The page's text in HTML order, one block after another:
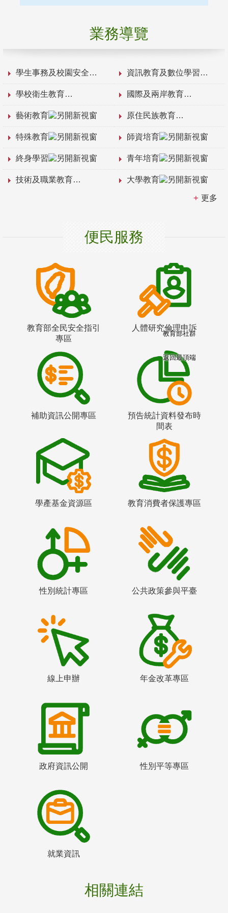
業務導覽
學生事務及校園安全 資訊教育及數位學習
學校衛生教育 國際及兩岸教育
藝術教育 原住民族教育
特殊教育 師資培育
終身學習 青年培育
技術及職業教育 大學教育
更多
便民服務
教育部全民安全指引
專區
人體研究倫理申訴
補助資訊公開專區
預告統計資料發布時
間表
學產基金資源區 教育消費者保護專區
性別統計專區 公共政策參與平臺
線上申辦 年金改革專區
政府資訊公開 性別平等專區
就業資訊
相關連結
教育部社群
返回最頂端